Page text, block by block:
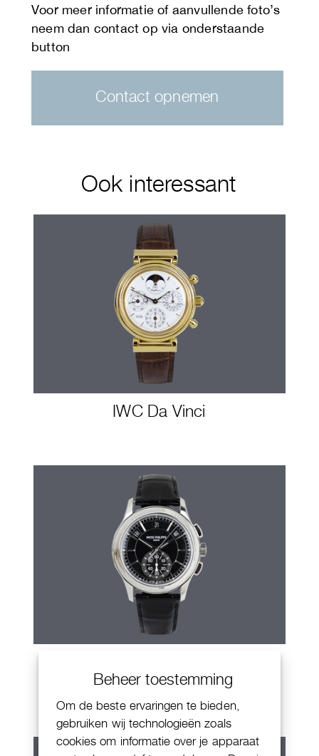
Beheer toestemming
Om de beste ervaringen te bieden,
gebruiken wij technologieën zoals
cookies om informatie over je apparaat
Contact opnemen
Ook interessant
IWC Da Vinci
Chornograaf